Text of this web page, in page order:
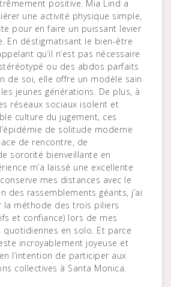
positive. Mia Lind a
une activité physique simple,
pour en faire un puissant levier
En déstigmatisant le bien-être
qu’il n’est pas nécessaire
ou des abdos parfaits
de soi, elle offre un modèle sain
jeunes générations. De plus, à
réseaux sociaux isolent et
culture du jugement, ces
de solitude moderne
de rencontre, de
sororité bienveillante en
m’a laissé une excellente
mes distances avec le
des rassemblements géants, j’ai
la méthode des trois piliers
et confiance) lors de mes
en solo. Et parce
incroyablement joyeuse et
l’intention de participer aux
collectives à Santa Monica.